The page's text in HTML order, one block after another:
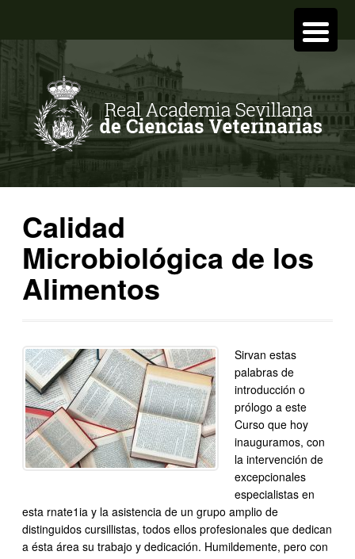
Calidad
Microbiológica de los
Alimentos
Sirvan estas
palabras de
introducción o
prólogo a este
Curso que hoy
inauguramos, con
la intervención de
excepcionales
especialistas en
esta rnate1ia y la asistencia de un grupo amplio de
distinguidos cursillistas, todos ellos profesionales que dedican
a ésta área su trabajo y dedicación. Humildemente, pero con